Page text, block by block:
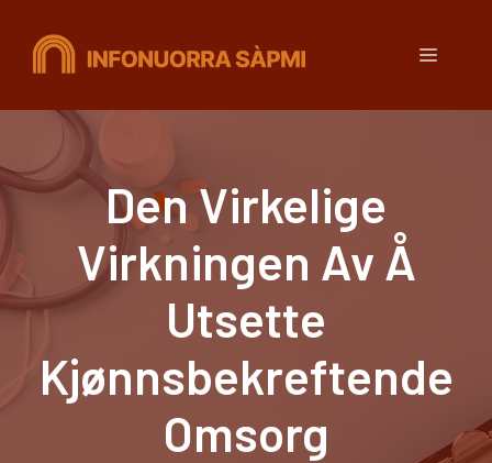
Meny
Den Virkelige
Virkningen Av Å
Utsette
Kjønnsbekreftende
Omsorg